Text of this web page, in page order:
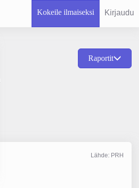
Kokeile ilmaiseksi Kirjaudu
Raportit
Lähde: PRH